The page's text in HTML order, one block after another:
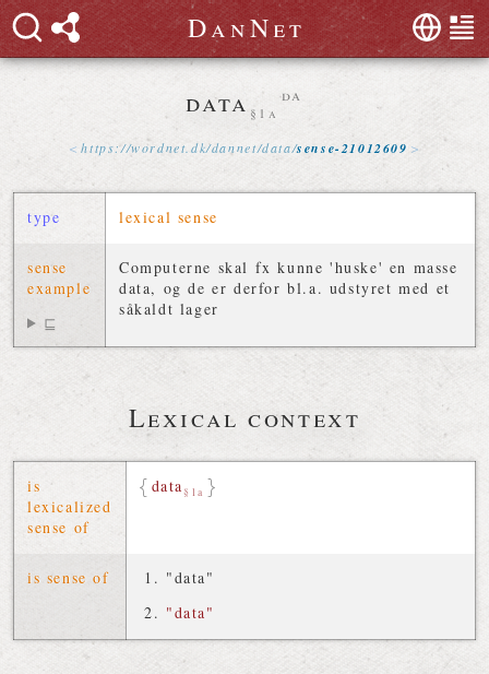
DanNet
data §1a
da
https://wordnet .dk/dannet/data/sense-21012609
type lexical sense
sense
example
⊑
Computerne skal fx kunne 'huske' en masse
data, og de er derfor bl.a. udstyret med et
såkaldt lager
Lexical context
is
lexicalized
sense of
data§1a
is sense of
"data"
"data"